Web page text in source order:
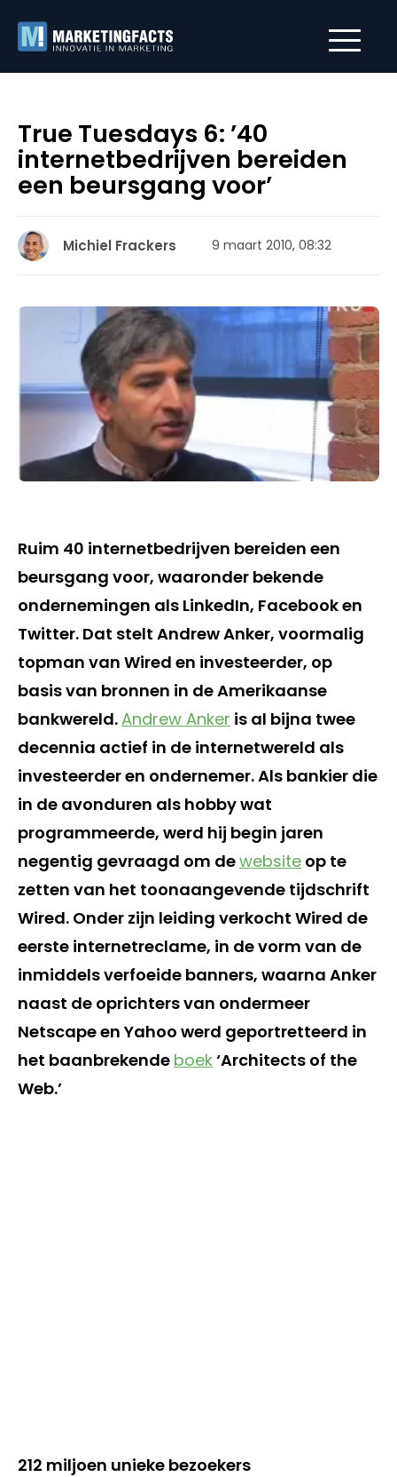
True Tuesdays 6: ’40
internetbedrijven bereiden
een beursgang voor’
Michiel Frackers 9 maart 2010, 08:32
Ruim 40 internetbedrijven bereiden een
beursgang voor, waaronder bekende
ondernemingen als LinkedIn, Facebook en
Twitter. Dat stelt Andrew Anker, voormalig
topman van Wired en investeerder, op
basis van bronnen in de Amerikaanse
bankwereld.Andrew Anker is al bijna twee
decennia actief in de internetwereld als
investeerder en ondernemer. Als bankier die
in de avonduren als hobby wat
programmeerde, werd hij begin jaren
negentig gevraagd om dewebsite op te
zetten van het toonaangevende tijdschrift
Wired. Onder zijn leiding verkocht Wired de
eerste internetreclame, in de vorm van de
inmiddels verfoeide banners, waarna Anker
naast de oprichters van ondermeer
Netscape en Yahoo werd geportretteerd in
het baanbrekende boek‘Architects of the
Web.’
212 miljoen unieke bezoekers